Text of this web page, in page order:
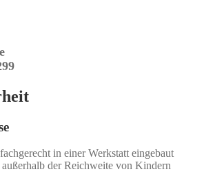
in einer Werkstatt eingebaut
der Reichweite von Kindern